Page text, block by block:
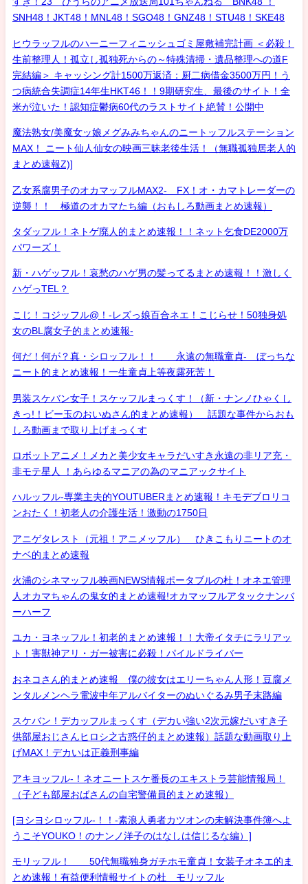
SNH48！JKT48！MNL48！SGO48！GNZ48！STU48！SKE48
ヒウラッフルのハーニーフィニッシュゴミ屋敷補完計画 ＜必殺！
生前整理人！孤立し孤独死からの～特殊清掃・遺品整理への道F
完結編＞ キャッシング計1500万返済：厨二病借金3500万円！う
つ病統合失調症14年生HKT46！！9期研究生、最後のサイト！全
米が泣いた！認知症鬱病60代のラストサイト絶賛！公開中
魔法熟女/美魔女ッ娘メグみみちゃんのニートッフルステーション
MAX！ ニート仙人仙女の映画三昧老後生活！（無職孤独居老人的
まとめ速報Z)]
乙女系腐男子のオカマッフルMAX2- FX！オ・カマトレーダーの
逆襲！！ 極道のオカマたち編（おもしろ動画まとめ速報）
タダッフル！ネトゲ廃人的まとめ速報！！ネット乞食DE2000万
パワーズ！
新・ハゲッフル！哀愁のハゲ男の髪ってるまとめ速報！！激しく
ハゲっTEL？
こじ！コジッフル@！-レズっ娘百合ネエ！こじらせ！50独身処
女のBL腐女子的まとめ速報-
何だ！何が？真・シロッフル！！ 永遠の無職童貞- ぼっちな
ニート的まとめ速報！一生童貞上等夜露死苦！
男装スケバン女子！スケッフルまっくす！（新・ナンノひゃくし
きっ!！ビー玉のおいぬさん的まとめ速報） 話題な事件からおも
しろ動画まで取り上げまっくす
ロボットアニメ！メカと美少女キャラだいすき永遠の非リア充・
非モテ星人 ！あらゆるマニアの為のマニアックサイト
ハルッフル-専業主夫的YOUTUBERまとめ速報！キモデブロリコ
ンおたく！初老人の介護生活！激動の1750日
アニゲタレスト（元祖！アニメッフル） ひきこもりニートのオ
ナベ的まとめ速報
火浦のシネマッフル映画NEWS情報ポータブルの杜！オネエ管理
人オカマちゃんの鬼女的まとめ速報!オカマッフルアタックナンバ
ーハーフ
ユカ・ヨネッフル！初老的まとめ速報！！大帝イタチにラリアッ
ト！害獣神アリ・ガー被害に必殺！パイルドライバー
おネコさん的まとめ速報 僕の彼女はエリーちゃん人形！豆腐メ
ンタルメンヘラ電波中年アルバイターのぬいぐるみ男子末路編
スケバン！デカッフルまっくす（デカい強い2次元嫁だいすき子
供部屋おじさんヒロシ之古惑仔的まとめ速報）話題な動画取り上
げMAX！デカいは正義刑事編
アキヨッフル-！ネオニートスケ番長のエキストラ芸能情報局！
（子ども部屋おばさんの自宅警備員的まとめ速報）
[ヨシヨシロッフル-！！-素浪人勇者カツオンの未解決事件簿へよ
うこそYOUKO！のナンノ洋子のはなしは信じるな編）]
モリッフル！ 50代無職独身ガチホモ童貞！女装子オネエ的ま
とめ速報！有益便利情報サイトの杜 モリッフル